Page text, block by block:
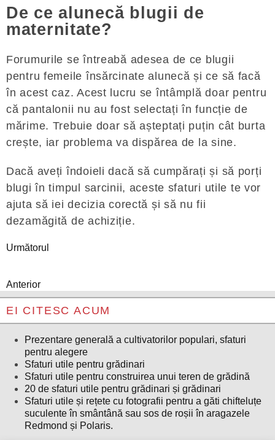
De ce alunecă blugii de
maternitate?
Forumurile se întreabă adesea de ce blugii
pentru femeile însărcinate alunecă și ce să facă
în acest caz. Acest lucru se întâmplă doar pentru
că pantalonii nu au fost selectați în funcție de
mărime. Trebuie doar să așteptați puțin cât burta
crește, iar problema va dispărea de la sine.
Dacă aveți îndoieli dacă să cumpărați și să porți
blugi în timpul sarcinii, aceste sfaturi utile te vor
ajuta să iei decizia corectă și să nu fii
dezamăgită de achiziție.
Următorul
Anterior
EI CITESC ACUM
Prezentare generală a cultivatorilor populari, sfaturi
pentru alegere
Sfaturi utile pentru grădinari
Sfaturi utile pentru construirea unui teren de grădină
20 de sfaturi utile pentru grădinari și grădinari
Sfaturi utile și rețete cu fotografii pentru a găti chifteluțe
suculente în smântână sau sos de roșii în aragazele
Redmond și Polaris.